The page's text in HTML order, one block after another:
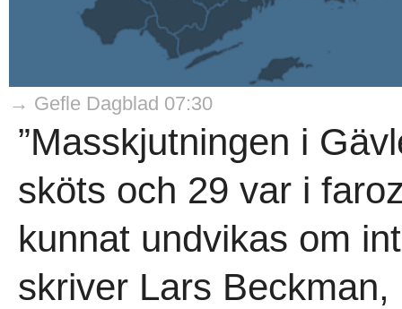
→ Gefle Dagblad 07:30
”Masskjutningen i
sköts och 29 var i
kunnat undvikas om
skriver Lars